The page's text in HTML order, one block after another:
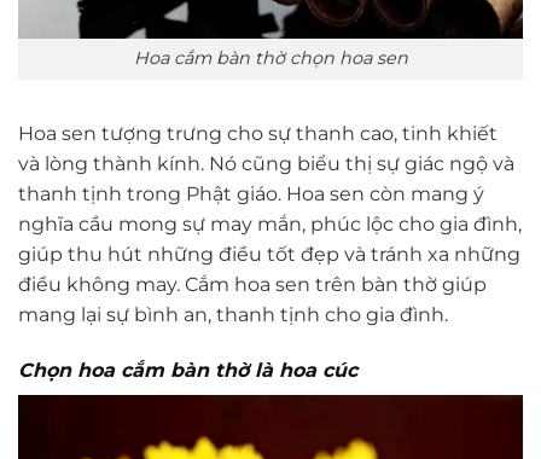
Hoa cắm bàn thờ chọn hoa sen
Hoa sen tượng trưng cho sự thanh cao, tinh khiết
và lòng thành kính. Nó cũng biểu thị sự giác ngộ và
thanh tịnh trong Phật giáo. Hoa sen còn mang ý
nghĩa cầu mong sự may mắn, phúc lộc cho gia đình,
giúp thu hút những điều tốt đẹp và tránh xa những
điều không may. Cắm hoa sen trên bàn thờ giúp
mang lại sự bình an, thanh tịnh cho gia đình.
Chọn hoa cắm bàn thờ là hoa cúc